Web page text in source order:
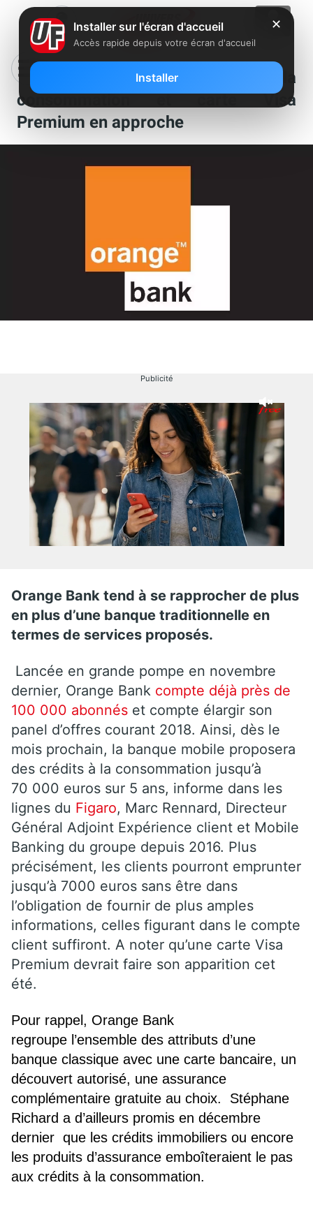
Orange Bank va évoluer, crédit à la
consommation et carte Visa
Premium en approche
Publicité
Orange Bank tend à se rapprocher de plus
en plus d’une banque traditionnelle en
termes de services proposés.
Lancée en grande pompe en novembre
dernier, Orange Bank compte déjà près de
100 000 abonnés et compte élargir son
panel d’offres courant 2018. Ainsi, dès le
mois prochain, la banque mobile proposera
des crédits à la consommation jusqu’à
70 000 euros sur 5 ans, informe dans les
lignes du Figaro, Marc Rennard, Directeur
Général Adjoint Expérience client et Mobile
Banking du groupe depuis 2016. Plus
précisément, les clients pourront emprunter
jusqu’à 7000 euros sans être dans
l’obligation de fournir de plus amples
informations, celles figurant dans le compte
client suffiront. A noter qu’une carte Visa
Premium devrait faire son apparition cet
été.
Pour rappel, Orange Bank
regroupe l’ensemble des attributs d’une
banque classique avec une carte bancaire, un
découvert autorisé, une assurance
complémentaire gratuite au choix.
Stéphane
Richard a d’ailleurs promis en décembre
dernier que les crédits immobiliers ou encore
les produits d’assurance emboîteraient le pas
aux crédits à la consommation.
✕
Installer sur l'écran d'accueil
Accès rapide depuis votre écran d'accueil
Installer